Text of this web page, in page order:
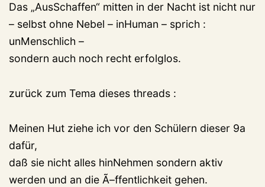
Das „AusSchaffen“ mitten in der Nacht ist nicht nur
– selbst ohne Nebel – inHuman – sprich :
unMenschlich –
sondern auch noch recht erfolglos.
zurück zum Tema dieses threads :
Meinen Hut ziehe ich vor den Schülern dieser 9a
dafür,
daß sie nicht alles hinNehmen sondern aktiv
werden und an die Ã–ffentlichkeit gehen.